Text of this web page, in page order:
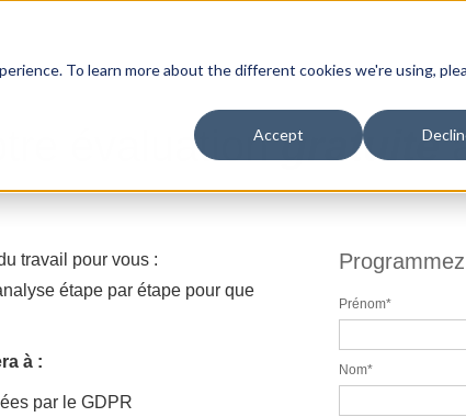
To learn more about the different cookies we're using,
Accept
évaluationgratuite
travail pour vous :
étape par étape pour que
à :
par le GDPR
Prénom*
Nom*